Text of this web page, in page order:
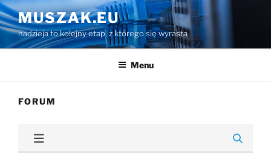
Przejdź
do
treści
MUSZAK.EU
nadzieja to kolejny etap, z którego się wyrasta
Menu
FORUM